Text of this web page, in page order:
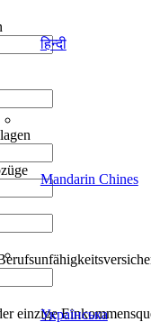
हिन्दी
Mandarin Chines
Українська
einzige